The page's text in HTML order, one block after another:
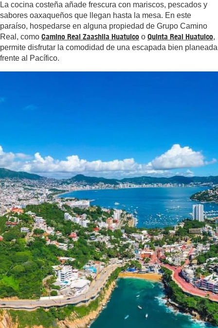
La cocina costeña añade frescura con mariscos, pescados y
sabores oaxaqueños que llegan hasta la mesa. En este
paraíso, hospedarse en alguna propiedad de Grupo Camino
Real, como Camino Real Zaashila Huatulco o Quinta Real Huatulco,
permite disfrutar la comodidad de una escapada bien planeada
frente al Pacífico.